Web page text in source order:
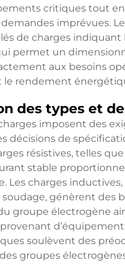
critiques tout
demandes imprévues.
de charges
permet un
aux besoins
le rendement
des types et
imposent des
décisions de
résistives, telles
stable
Les charges
génèrent des
groupe électrogène
soulèvent des
groupes